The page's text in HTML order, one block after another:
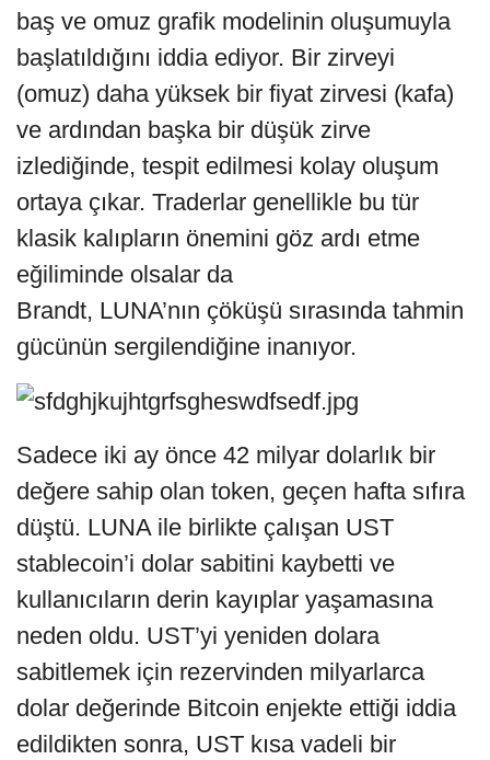
baş ve omuz grafik modelinin oluşumuyla
başlatıldığını iddia ediyor. Bir zirveyi
(omuz) daha yüksek bir fiyat zirvesi (kafa)
ve ardından başka bir düşük zirve
izlediğinde, tespit edilmesi kolay oluşum
ortaya çıkar. Traderlar genellikle bu tür
klasik kalıpların önemini göz ardı etme
eğiliminde olsalar da
Brandt, LUNA’nın çöküşü sırasında tahmin
gücünün sergilendiğine inanıyor.
Sadece iki ay önce 42 milyar dolarlık bir
değere sahip olan token, geçen hafta sıfıra
düştü. LUNA ile birlikte çalışan UST
stablecoin’i dolar sabitini kaybetti ve
kullanıcıların derin kayıplar yaşamasına
neden oldu. UST’yi yeniden dolara
sabitlemek için rezervinden milyarlarca
dolar değerinde Bitcoin enjekte ettiği iddia
edildikten sonra, UST kısa vadeli bir